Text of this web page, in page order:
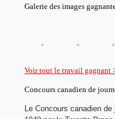
Galerie des images
Voir tout le travail gagnant
Concours canadien de
Le Concours canadien